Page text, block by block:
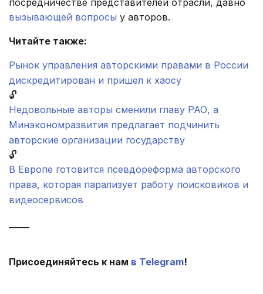
посредничестве представителей отрасли, давно
вызывающей вопросы у авторов.
Читайте также:
Рынок управления авторскими правами в России
дискредитирован и пришел к хаосу
🔓
Недовольные авторы сменили главу РАО, а
Минэкономразвития предлагает подчинить
авторские организации государству
🔓
В Европе готовится псевдореформа авторского
права, которая парализует работу поисковиков и
видеосервисов
Присоединяйтесь к нам в Telegram!